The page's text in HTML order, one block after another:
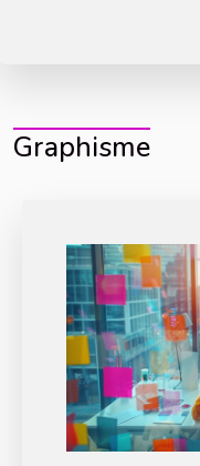
Graphisme